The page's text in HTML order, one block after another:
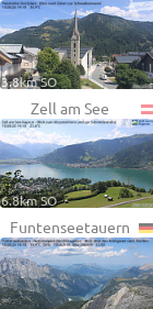
3.8km SO
Zell am See
6.8km SO
Funtenseetauern